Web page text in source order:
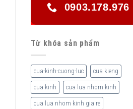
0903.178.976
Từ khóa sản phẩm
cua-kinh-cuong-luc cua kieng
cua kinh cua lua nhom kinh
cua lua nhom kinh gia re